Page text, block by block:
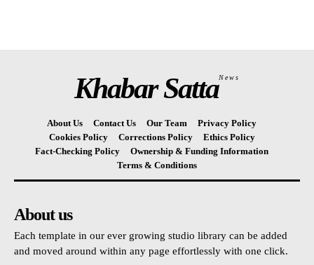
Khabar SattaNews
About Us Contact Us Our Team
Privacy Policy
Cookies Policy
Corrections Policy
Ethics Policy
Fact-Checking Policy
Ownership & Funding Information
Terms & Conditions
About us
Each template in our ever growing studio library can be added
and moved around within any page effortlessly with one click.